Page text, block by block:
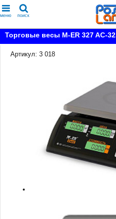
меню поиск
Торговые весы M-ER 327 AC-
Артикул: 3 018